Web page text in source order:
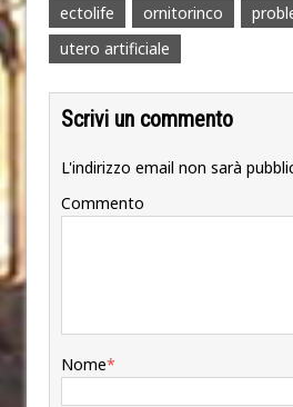
ectolife ornitorinco
utero artificiale
Scrivi un commento
L'indirizzo email non sarà
Commento
Nome*